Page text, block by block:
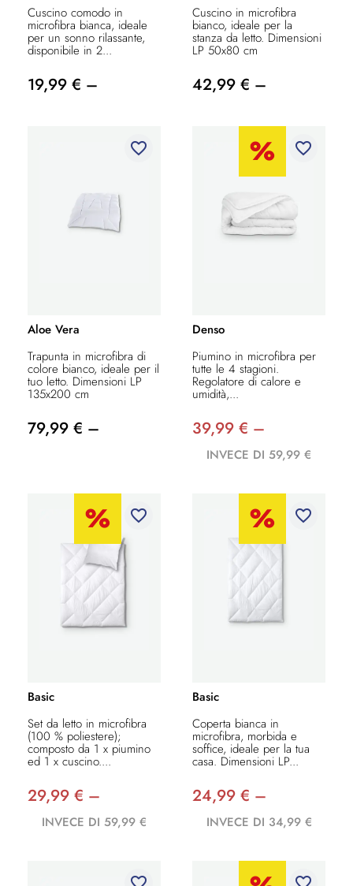
Cuscino comodo in
microfibra bianca, ideale
per un sonno rilassante,
disponibile in 2...
19,99 € –
Cuscino in microfibra
bianco, ideale per la
stanza da letto. Dimensioni
LP 50x80 cm
42,99 € –
favorite_border
Aloe Vera
Trapunta in microfibra di
colore bianco, ideale per il
tuo letto. Dimensioni LP
135x200 cm
79,99 € –
favorite_border
Denso
Piumino in microfibra per
tutte le 4 stagioni.
Regolatore di calore e
umidità,...
39,99 € –
INVECE DI 59,99 €
favorite_border
Basic
Set da letto in microfibra
(100 % poliestere);
composto da 1 x piumino
ed 1 x cuscino....
29,99 € –
INVECE DI 59,99 €
favorite_border
Basic
Coperta bianca in
microfibra, morbida e
soffice, ideale per la tua
casa. Dimensioni LP...
24,99 € –
INVECE DI 34,99 €